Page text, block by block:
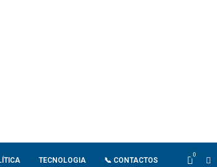
TECNOLOGIA 📞 CONTACTOS
0